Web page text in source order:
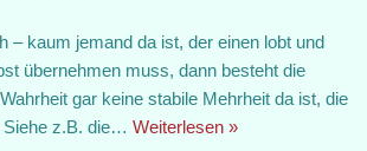
– kaum jemand da ist, der einen lobt und
übernehmen muss, dann besteht die
gar keine stabile Mehrheit da ist, die
Siehe z.B. die… Weiterlesen »